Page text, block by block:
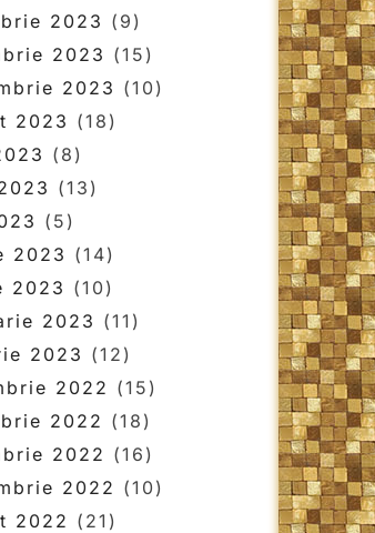
2023 (9)
2023 (15)
2023 (10)
2023 (18)
(8)
(13)
(5)
2023 (14)
2023 (10)
2023 (11)
2023 (12)
2022 (15)
2022 (18)
2022 (16)
2022 (10)
2022 (21)